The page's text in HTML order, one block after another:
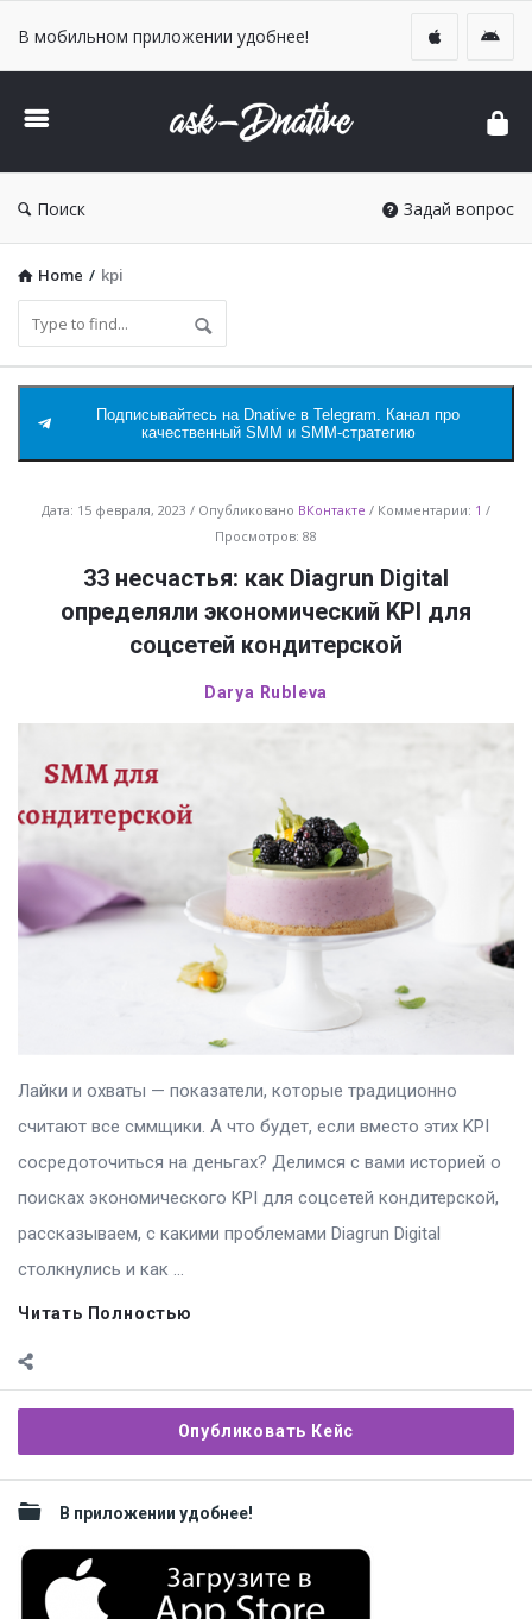
В мобильном приложении удобнее!
Ask
Поиск Задай вопрос
Home / kpi
Подписывайтесь на Dnative в Telegram. Канал про
качественный SMM и SMM-стратегию
DNative
Latest
Articles
Дата: 15 февраля, 2023 Опубликовано ВКонтакте Комментарии: 1
Просмотров: 88
33 несчастья: как Diagrun Digital
определяли экономический KPI для
соцсетей кондитерской
Darya Rubleva
Лайки и охваты — показатели, которые традиционно
считают все сммщики. А что будет, если вместо этих KPI
сосредоточиться на деньгах? Делимся с вами историей о
поисках экономического KPI для соцсетей кондитерской,
рассказываем, с какими проблемами Diagrun Digital
столкнулись и как ...
Читать Полностью
Sidebar
Опубликовать Кейс
В приложении удобнее!